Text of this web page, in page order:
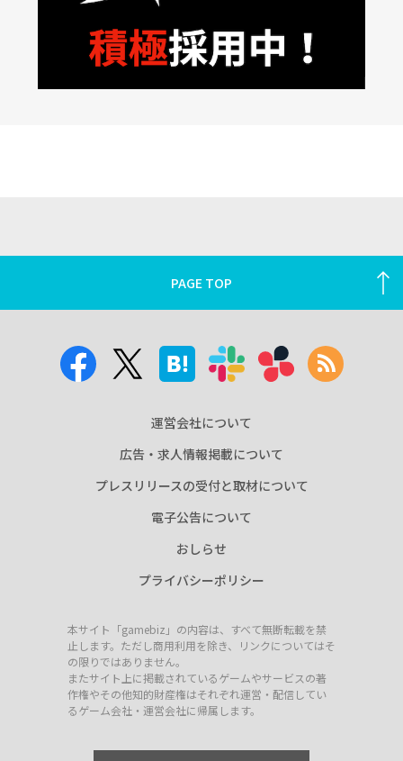
PAGE TOP
運営会社について
広告・求人情報掲載について
プレスリリースの受付と取材について
電子公告について
おしらせ
プライバシーポリシー
本サイト「gamebiz」の内容は、すべて無断転載を禁
止します。ただし商用利用を除き、リンクについてはそ
の限りではありません。
またサイト上に掲載されているゲームやサービスの著
作権やその他知的財産権はそれぞれ運営・配信してい
るゲーム会社・運営会社に帰属します。